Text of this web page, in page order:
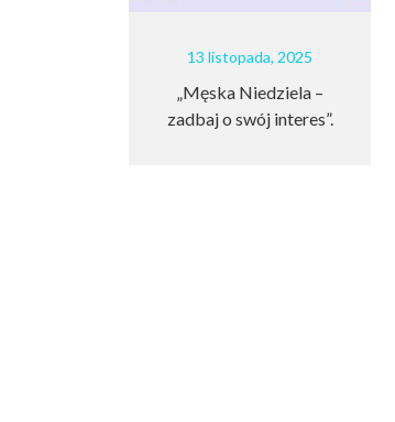
13 listopada, 2025
„Męska Niedziela –
zadbaj o swój interes”.